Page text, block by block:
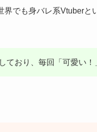
でも身バレ系Vtuberと
おり、毎回「可愛い！